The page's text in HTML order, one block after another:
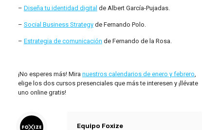
– Diseña tu identidad digital de Albert García-Pujadas.
– Social Business Strategyde Fernando Polo.
– Estrategia de comunicación de Fernando de la Rosa.
¡No esperes más! Mira nuestros calendarios de enero y febrero,
elige los dos cursos presenciales que más te interesen y ¡llévate
uno online gratis!
Equipo Foxize